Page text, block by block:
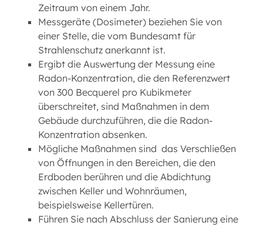
Zeitraum von einem Jahr.
Messgeräte (Dosimeter) beziehen Sie von
einer Stelle, die vom Bundesamt für
Strahlenschutz anerkannt ist.
Ergibt die Auswertung der Messung eine
Radon-Konzentration, die den Referenzwert
von 300 Becquerel pro Kubikmeter
überschreitet, sind Maßnahmen in dem
Gebäude durchzuführen, die die Radon-
Konzentration absenken.
Mögliche Maßnahmen sind das Verschließen
von Öffnungen in den Bereichen, die den
Erdboden berühren und die Abdichtung
zwischen Keller und Wohnräumen,
beispielsweise Kellertüren.
Führen Sie nach Abschluss der Sanierung eine